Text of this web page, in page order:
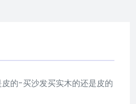
的-买沙发买实木的还是皮的